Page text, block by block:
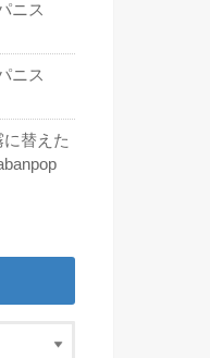
ニス
ニス
替えた